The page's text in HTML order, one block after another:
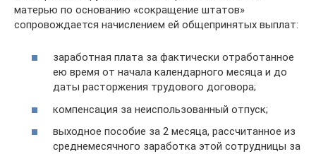
матерью по основанию «сокращение штатов»
сопровождается начислением ей общепринятых выплат:
заработная плата за фактически отработанное
ею время от начала календарного месяца и до
даты расторжения трудового договора;
компенсация за неиспользованный отпуск;
выходное пособие за 2 месяца, рассчитанное из
среднемесячного заработка этой сотрудницы за